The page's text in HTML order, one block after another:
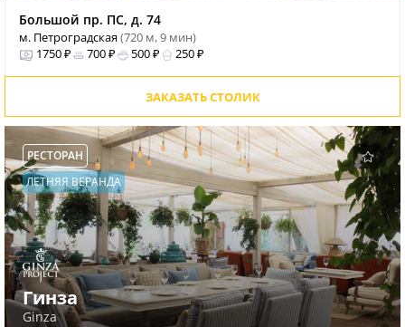
Большой пр. ПС, д. 74
м. Петроградская(720 м, 9 мин)
1750 ₽
700 ₽ 500 ₽ 250 ₽
ЗАКАЗАТЬ СТОЛИК
РЕСТОРАН
ЛЕТНЯЯ ВЕРАНДА
Гинза
Ginza